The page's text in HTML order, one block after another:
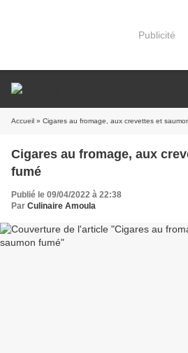
Publicité
Accueil » Cigares au fromage, aux crevettes et
Cigares au fromage, aux
fumé
Publié le 09/04/2022 à 22:38
Par Culinaire Amoula